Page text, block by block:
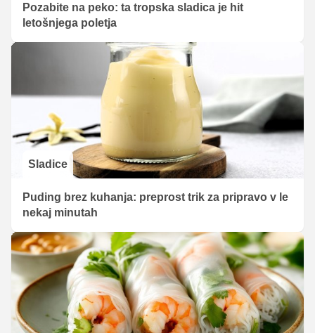
Pozabite na peko: ta tropska sladica je hit
letošnjega poletja
Sladice
Puding brez kuhanja: preprost trik za pripravo v le
nekaj minutah